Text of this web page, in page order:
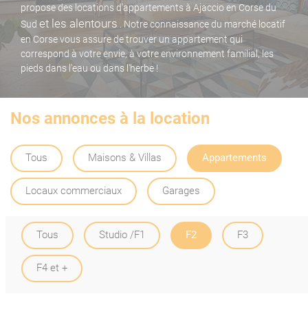
propose des locations d'appartements à Ajaccio en Corse du
Sud et les alentours . Notre connaissance du marché locatif
en Corse vous assure de trouver un appartement qui
correspond à votre envie, à votre environnement familial, les
pieds dans l'eau ou dans l'herbe !
Nos annonces à la location
Tous Maisons & Villas Appartements
Locaux commerciaux Garages
Tous Studio /F1 F2 F3
F4 et +